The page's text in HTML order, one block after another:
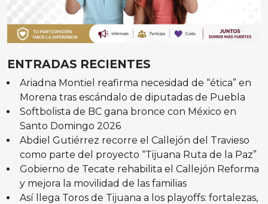
ENTRADAS RECIENTES
Ariadna Montiel reafirma necesidad de “ética” en
Morena tras escándalo de diputadas de Puebla
Softbolista de BC gana bronce con México en
Santo Domingo 2026
Abdiel Gutiérrez recorre el Callejón del Travieso
como parte del proyecto “Tijuana Ruta de la Paz”
Gobierno de Tecate rehabilita el Callejón Reforma
y mejora la movilidad de las familias
Así llega Toros de Tijuana a los playoffs: fortalezas,